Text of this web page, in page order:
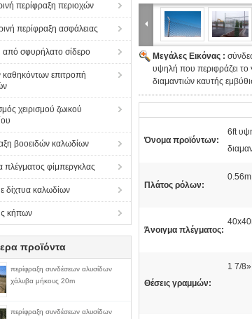
περίφραξη περιοχών
περίφραξη ασφάλειας
σφυρήλατο σίδερο
καθηκόντων επιτροπή
χειρισμού ζωικού
βοοειδών καλωδίων
φίμπεργκλας
δίχτυα καλωδίων
κήπων
προϊόντα
περίφραξη συνδέσεων αλυσίδων
χάλυβα μήκους 20m
περίφραξη συνδέσεων αλυσίδων
Μεγάλες Εικόνας :
υψηλή που περιφράζει
διαμαντιών καυτής
Όνομα προϊόντων:
6ft
Πλάτος ρόλων:
0.56m
Άνοιγμα πλέγματος:
Θέσεις γραμμών:
1 7/